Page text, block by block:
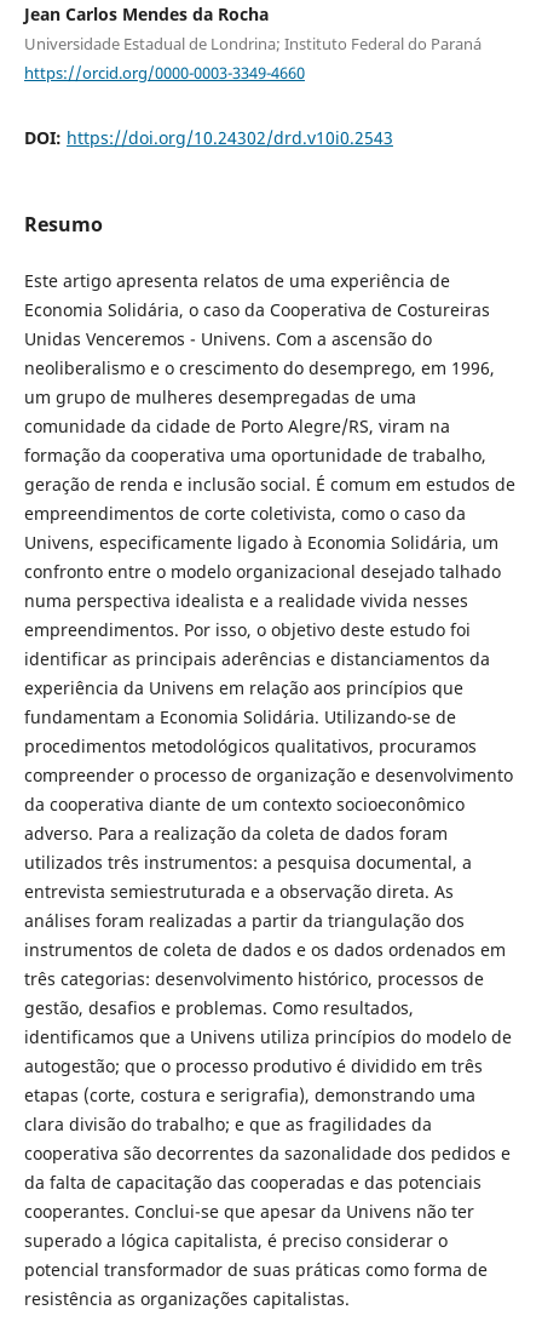
Jean Carlos Mendes da Rocha
Universidade Estadual de Londrina; Instituto Federal do Paraná
https://orcid.org/0000-0003-3349-4660
DOI: https://doi.org/10.24302/drd.v10i0.2543
Resumo
Este artigo apresenta relatos de uma experiência de
Economia Solidária, o caso da Cooperativa de Costureiras
Unidas Venceremos - Univens. Com a ascensão do
neoliberalismo e o crescimento do desemprego, em 1996,
um grupo de mulheres desempregadas de uma
comunidade da cidade de Porto Alegre/RS, viram na
formação da cooperativa uma oportunidade de trabalho,
geração de renda e inclusão social. É comum em estudos de
empreendimentos de corte coletivista, como o caso da
Univens, especificamente ligado à Economia Solidária, um
confronto entre o modelo organizacional desejado talhado
numa perspectiva idealista e a realidade vivida nesses
empreendimentos. Por isso, o objetivo deste estudo foi
identificar as principais aderências e distanciamentos da
experiência da Univens em relação aos princípios que
fundamentam a Economia Solidária. Utilizando-se de
procedimentos metodológicos qualitativos, procuramos
compreender o processo de organização e desenvolvimento
da cooperativa diante de um contexto socioeconômico
adverso. Para a realização da coleta de dados foram
utilizados três instrumentos: a pesquisa documental, a
entrevista semiestruturada e a observação direta. As
análises foram realizadas a partir da triangulação dos
instrumentos de coleta de dados e os dados ordenados em
três categorias: desenvolvimento histórico, processos de
gestão, desafios e problemas. Como resultados,
identificamos que a Univens utiliza princípios do modelo de
autogestão; que o processo produtivo é dividido em três
etapas (corte, costura e serigrafia), demonstrando uma
clara divisão do trabalho; e que as fragilidades da
cooperativa são decorrentes da sazonalidade dos pedidos e
da falta de capacitação das cooperadas e das potenciais
cooperantes. Conclui-se que apesar da Univens não ter
superado a lógica capitalista, é preciso considerar o
potencial transformador de suas práticas como forma de
resistência as organizações capitalistas.